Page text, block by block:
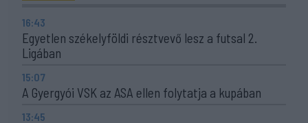
16:43
Egyetlen székelyföldi résztvevő lesz a futsal 2.
Ligában
15:07
A Gyergyói VSK az ASA ellen folytatja a kupában
13:45